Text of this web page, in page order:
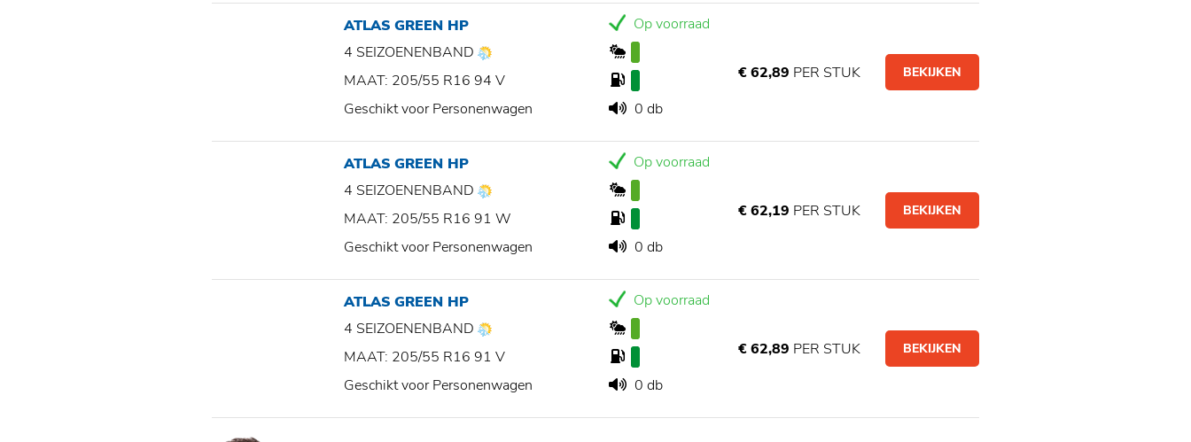
ATLAS GREEN HP
4 SEIZOENENBAND
MAAT: 205/55 R16 94 V
Geschikt voor Personenwagen
Op voorraad
0 db
€ 62,89 PER STUK BEKIJKEN
ATLAS GREEN HP
4 SEIZOENENBAND
MAAT: 205/55 R16 91 W
Geschikt voor Personenwagen
Op voorraad
0 db
€ 62,19 PER STUK BEKIJKEN
ATLAS GREEN HP
4 SEIZOENENBAND
MAAT: 205/55 R16 91 V
Geschikt voor Personenwagen
Op voorraad
0 db
€ 62,89 PER STUK BEKIJKEN